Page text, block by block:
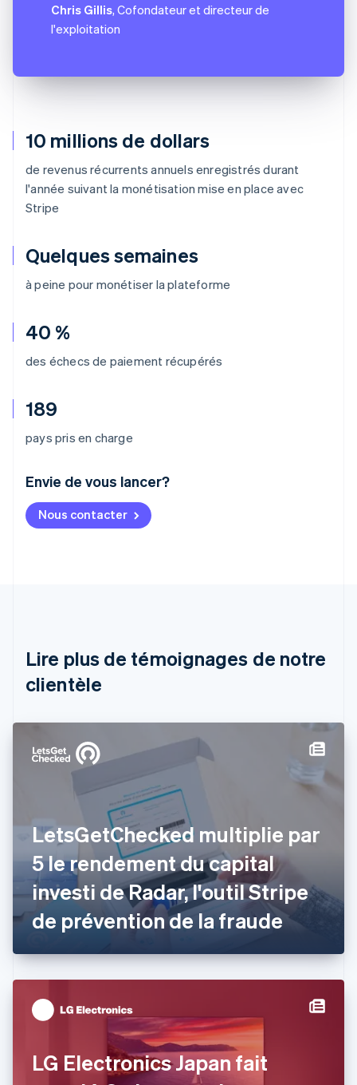
10 millions de dollars
de revenus récurrents annuels enregistrés durant
l'année suivant la monétisation mise en place avec
Stripe
Quelques semaines
à peine pour monétiser la plateforme
40 %
des échecs de paiement récupérés
189
pays pris en charge
Envie de vous lancer?
Nous contacter
Chris Gillis, Cofondateur et directeur de
l'exploitation
Lire plus de témoignages de notre
clientèle
LetsGetChecked multiplie par
5 le rendement du capital
investi de Radar, l'outil Stripe
de prévention de la fraude
LG Electronics Japan fait
Allemagne
DeutschEnglish
Australie
Bulgarie
English
Canada
Chine continentale
简体中文English
Chypre
English
Italiano
English
Émirats arabes unis
English
Espagne
Español
Estonie
États-Unis
English
France
English
English